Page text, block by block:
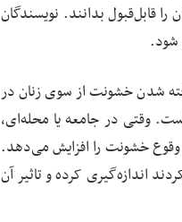
قابل‌قبول بدانند. نویسندگان
شود.
شدن خشونت از سوی زنان در
وقتی در جامعه یا محله‌ای،
خشونت را افزایش می‌دهد.
اندازه‌گیری کرده و تاثیر آن